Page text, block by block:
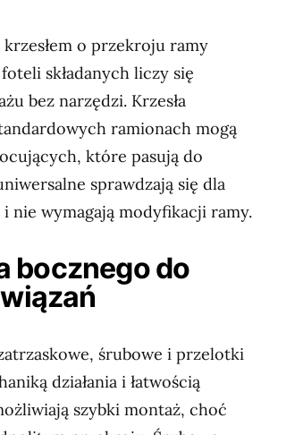
o przekroju ramy
składanych liczy się
bez narzędzi. Krzesła
ramionach mogą
które pasują do
sprawdzają się dla
nie wymagają modyfikacji ramy.
bocznego do
śrubowe i przelotki
działania i łatwością
szybki montaż, choć